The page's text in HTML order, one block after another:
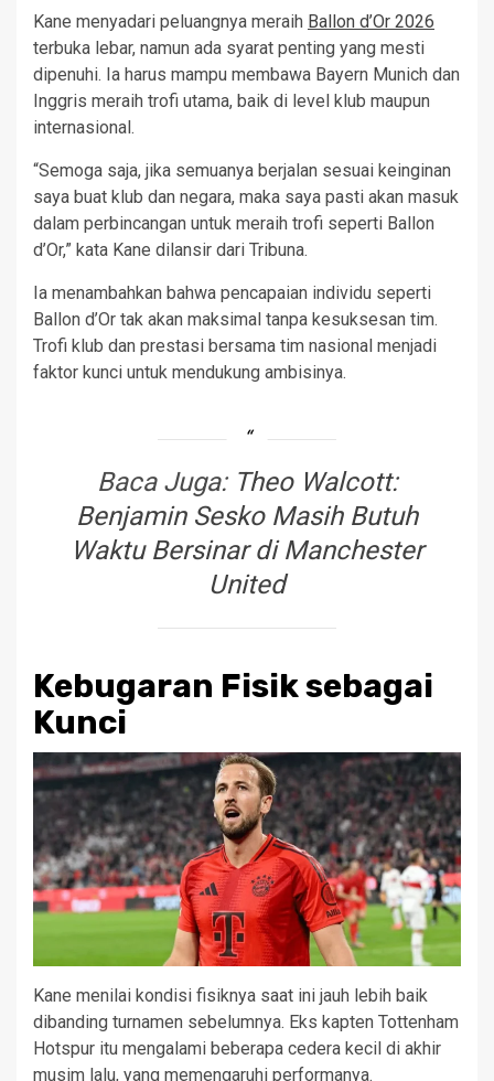
Kane menyadari peluangnya meraih Ballon d’Or 2026
terbuka lebar, namun ada syarat penting yang mesti
dipenuhi. Ia harus mampu membawa Bayern Munich dan
Inggris meraih trofi utama, baik di level klub maupun
internasional.
“Semoga saja, jika semuanya berjalan sesuai keinginan
saya buat klub dan negara, maka saya pasti akan masuk
dalam perbincangan untuk meraih trofi seperti Ballon
d’Or,” kata Kane dilansir dari Tribuna.
Ia menambahkan bahwa pencapaian individu seperti
Ballon d’Or tak akan maksimal tanpa kesuksesan tim.
Trofi klub dan prestasi bersama tim nasional menjadi
faktor kunci untuk mendukung ambisinya.
Baca Juga: Theo Walcott:
Benjamin Sesko Masih Butuh
Waktu Bersinar di Manchester
United
Kebugaran Fisik sebagai
Kunci
Kane menilai kondisi fisiknya saat ini jauh lebih baik
dibanding turnamen sebelumnya. Eks kapten Tottenham
Hotspur itu mengalami beberapa cedera kecil di akhir
musim lalu, yang memengaruhi performanya.